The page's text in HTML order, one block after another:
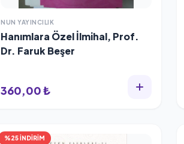
NUN YAYINCILIK
Hanımlara Özel İlmihal, Prof.
Dr. Faruk Beşer
360,00 ₺
%25 İNDİRİM